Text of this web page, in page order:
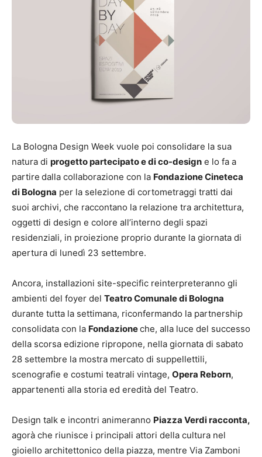
La Bologna Design Week vuole poi consolidare la sua
natura di progetto partecipato e di co-design e lo fa a
partire dalla collaborazione con la Fondazione Cineteca
di Bologna per la selezione di cortometraggi tratti dai
suoi archivi, che raccontano la relazione tra architettura,
oggetti di design e colore all’interno degli spazi
residenziali, in proiezione proprio durante la giornata di
apertura di lunedì 23 settembre.
Ancora, installazioni site-specific reinterpreteranno gli
ambienti del foyer del Teatro Comunale di Bologna
durante tutta la settimana, riconfermando la partnership
consolidata con la Fondazioneche, alla luce del successo
della scorsa edizione ripropone, nella giornata di sabato
28 settembre la mostra mercato di suppellettili,
scenografie e costumi teatrali vintage, Opera Reborn,
appartenenti alla storia ed eredità del Teatro.
Design talk e incontri animeranno Piazza Verdi racconta,
agorà che riunisce i principali attori della cultura nel
gioiello architettonico della piazza, mentre Via Zamboni